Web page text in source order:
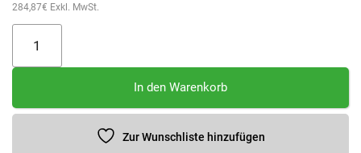
284,87€ Exkl. MwSt.
Louis
Philippe
Nussbaum
In den Warenkorb
Zur Wunschliste hinzufügen